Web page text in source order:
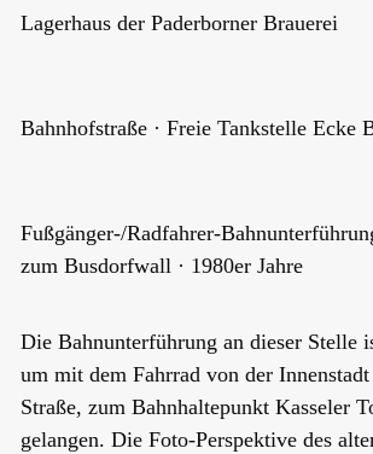
Lagerhaus der Paderborner Brauerei
Bahnhofstraße · Freie Tankstelle Ecke
Fußgänger-/Radfahrer-
zum Busdorfwall · 1980er Jahre
Die Bahnunterführung an dieser Stelle
um mit dem Fahrrad von der
Straße, zum Bahnhaltepunkt Kasseler
gelangen. Die Foto-Perspektive des